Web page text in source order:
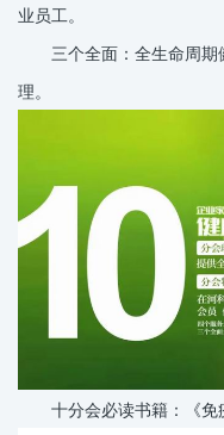
业员工。
三个全面：全生命周期
理。
十分会必读书籍：《免